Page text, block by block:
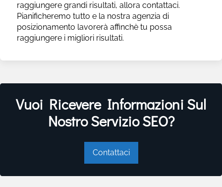
raggiungere grandi risultati, allora contattaci.
Pianificheremo tutto e la nostra agenzia di
posizionamento lavorerà affinchè tu possa
raggiungere i migliori risultati.
Vuoi Ricevere Informazioni Sul
Nostro Servizio SEO?
Contattaci